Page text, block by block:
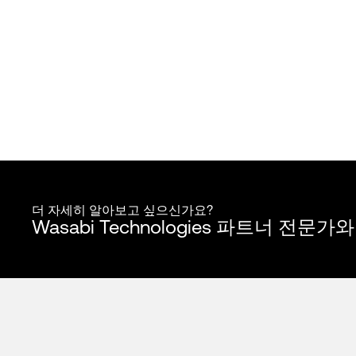
더 자세히 알아보고 싶으신가요?
Wasabi Technologies 파트너 전문가와